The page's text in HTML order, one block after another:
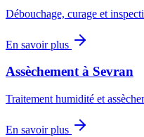
Débouchage, curage et
En savoir plus
Assèchementà Sevran
Traitement humidité et
En savoir plus